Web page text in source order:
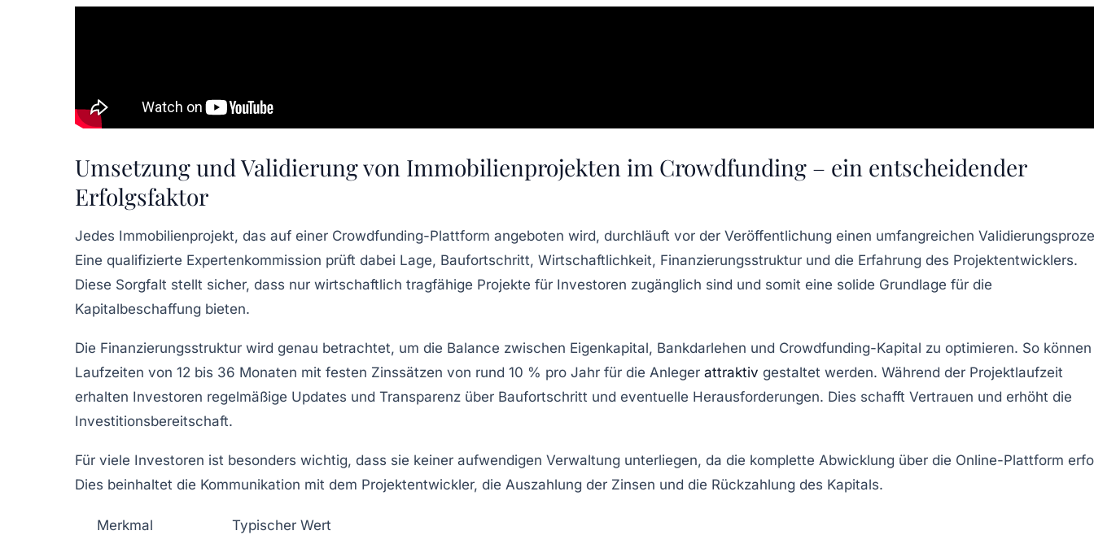
Umsetzung und Validierung von Immobilienprojekten im Crowdfunding – ein entscheidender
Erfolgsfaktor
Jedes Immobilienprojekt, das auf einer Crowdfunding-Plattform angeboten wird, durchläuft vor der Veröffentlichung einen umfangreichen
Eine qualifizierte Expertenkommission prüft dabei Lage, Baufortschritt, Wirtschaftlichkeit, Finanzierungsstruktur und die Erfahrung des Projektentwicklers.
Diese Sorgfalt stellt sicher, dass nur wirtschaftlich tragfähige Projekte für Investoren zugänglich sind und somit eine solide Grundlage für die
Kapitalbeschaffung bieten.
Die Finanzierungsstruktur wird genau betrachtet, um die Balance zwischen Eigenkapital, Bankdarlehen und Crowdfunding-Kapital zu optimieren. So können
Laufzeiten von 12 bis 36 Monaten mit festen Zinssätzen von rund 10 % pro Jahr für die Anleger attraktiv gestaltet werden. Während der Projektlaufzeit
erhalten Investoren regelmäßige Updates und Transparenz über Baufortschritt und eventuelle Herausforderungen. Dies schafft Vertrauen und erhöht die
Investitionsbereitschaft.
Für viele Investoren ist besonders wichtig, dass sie keiner aufwendigen Verwaltung unterliegen, da die komplette Abwicklung über die Online-Plattform
Dies beinhaltet die Kommunikation mit dem Projektentwickler, die Auszahlung der Zinsen und die Rückzahlung des Kapitals.
Merkmal
Typischer Wert